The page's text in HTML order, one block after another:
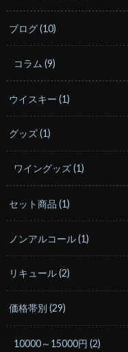
ブログ(10)
コラム(9)
ウイスキー(1)
グッズ(1)
ワイングッズ(1)
セット商品(1)
ノンアルコール(1)
リキュール(2)
価格帯別(29)
10000～15000円(2)